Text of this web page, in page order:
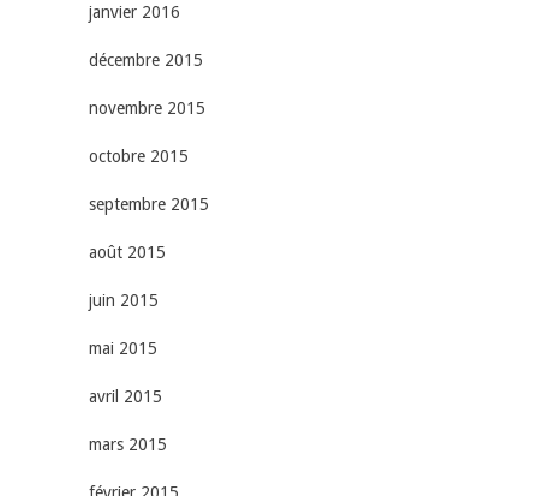
janvier 2016
décembre 2015
novembre 2015
octobre 2015
septembre 2015
août 2015
juin 2015
mai 2015
avril 2015
mars 2015
février 2015